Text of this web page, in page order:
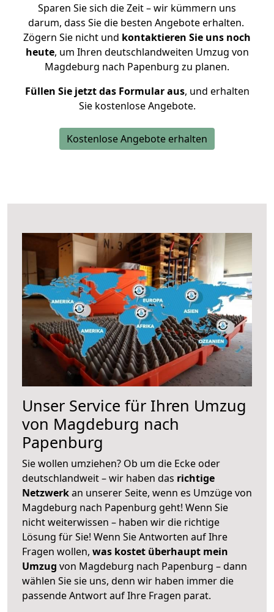
Sparen Sie sich die Zeit – wir kümmern uns
darum, dass Sie die besten Angebote erhalten.
Zögern Sie nicht und kontaktieren Sie uns noch
heute, um Ihren deutschlandweiten Umzug von
Magdeburg nach Papenburg zu planen.
Füllen Sie jetzt das Formular aus, und erhalten
Sie kostenlose Angebote.
Kostenlose Angebote erhalten
Unser Service für Ihren Umzug
von Magdeburg nach
Papenburg
Sie wollen umziehen? Ob um die Ecke oder
deutschlandweit – wir haben das richtige
Netzwerkan unserer Seite, wenn es Umzüge von
Magdeburg nach Papenburg geht! Wenn Sie
nicht weiterwissen – haben wir die richtige
Lösung für Sie! Wenn Sie Antworten auf Ihre
Fragen wollen, was kostet überhaupt mein
Umzug von Magdeburg nach Papenburg – dann
wählen Sie sie uns, denn wir haben immer die
passende Antwort auf Ihre Fragen parat.